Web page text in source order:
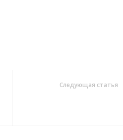
Следующая статья